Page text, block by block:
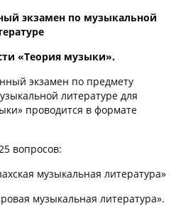
экзамен по музыкальной
«Теория музыки».
экзамен по предмету
литературе для
проводится в формате
вопросов:
музыкальная литература»
музыкальная литература».